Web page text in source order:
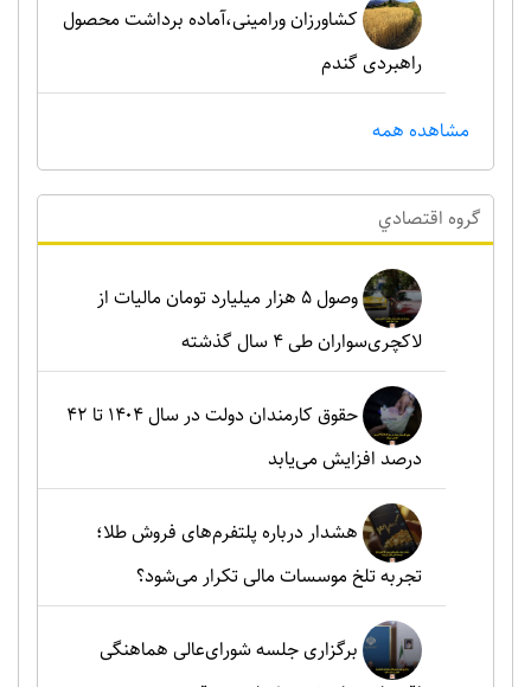
کشاورزان ورامینی،آماده برداشت محصول
راهبردی گندم
مشاهده همه
گروه اقتصادي
وصول ۵ هزار میلیارد تومان مالیات از
لاکچری‌سواران طی ۴ سال گذشته
حقوق کارمندان دولت در سال ۱۴۰۴ تا ۴۲
درصد افزایش می‌یابد
هشدار درباره پلتفرم‌های فروش طلا؛
تجربه تلخ موسسات مالی تکرار می‌شود؟
برگزاری جلسه شورای‌عالی هماهنگی